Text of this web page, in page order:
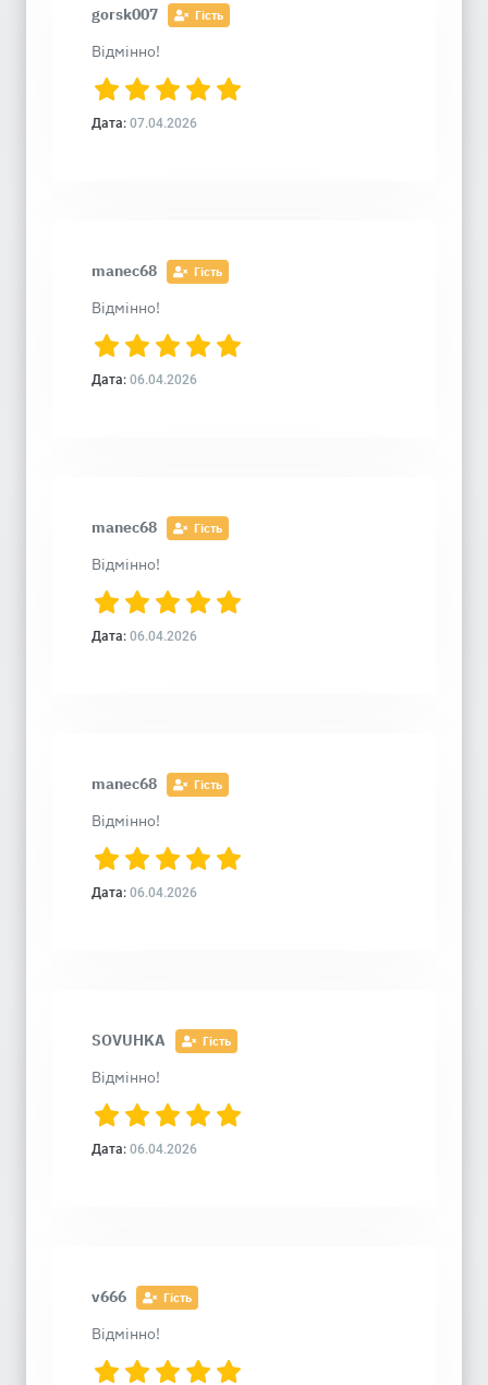
gorsk007 Гість
Відмінно!
Дата: 07.04.2026
manec68 Гість
Відмінно!
Дата: 06.04.2026
manec68 Гість
Відмінно!
Дата: 06.04.2026
manec68 Гість
Відмінно!
Дата: 06.04.2026
SOVUHKA Гість
Відмінно!
Дата: 06.04.2026
v666 Гість
Відмінно!